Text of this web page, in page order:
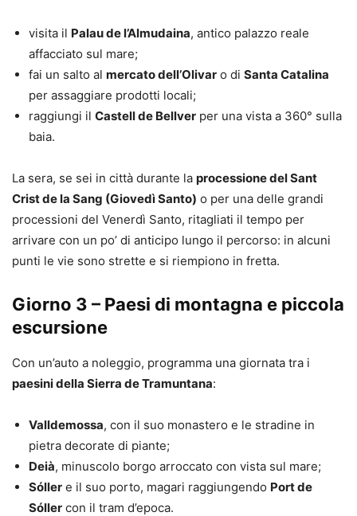
visita il Palau de l’Almudaina, antico palazzo reale
affacciato sul mare;
fai un salto al mercato dell’Olivar o di Santa Catalina
per assaggiare prodotti locali;
raggiungi il Castell de Bellver per una vista a 360° sulla
baia.
La sera, se sei in città durante la processione del Sant
Crist de la Sang (Giovedì Santo) o per una delle grandi
processioni del Venerdì Santo, ritagliati il tempo per
arrivare con un po’ di anticipo lungo il percorso: in alcuni
punti le vie sono strette e si riempiono in fretta.
Giorno 3 – Paesi di montagna e piccola
escursione
Con un’auto a noleggio, programma una giornata tra i
paesini della Sierra de Tramuntana:
Valldemossa, con il suo monastero e le stradine in
pietra decorate di piante;
Deià, minuscolo borgo arroccato con vista sul mare;
Sóller e il suo porto, magari raggiungendo Port de
Sóller con il tram d’epoca.